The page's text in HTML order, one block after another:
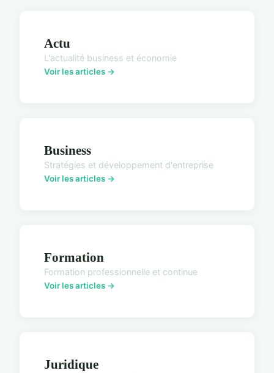
Actu
L'actualité business et économie
Voir les articles →
Business
Stratégies et développement d'entreprise
Voir les articles →
Formation
Formation professionnelle et continue
Voir les articles →
Juridique